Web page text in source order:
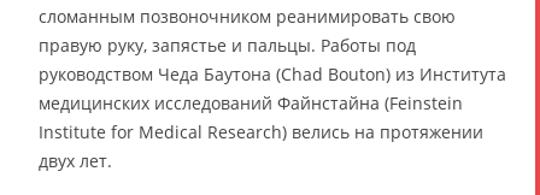
сломанным позвоночником реанимировать свою
правую руку, запястье и пальцы. Работы под
руководством Чеда Баутона (Chad Bouton) из Института
медицинских исследований Файнстайна (Feinstein
Institute for Medical Research) велись на протяжении
двух лет.